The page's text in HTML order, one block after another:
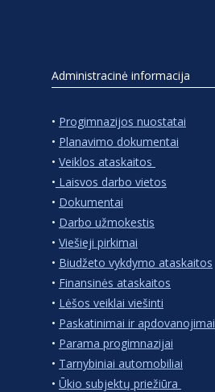
Administracinė informacija
• Progimnazijos nuostatai
• Planavimo dokumentai
• Veiklos ataskaitos
• Laisvos darbo vietos
• Dokumentai
• Darbo užmokestis
• Viešieji pirkimai
• Biudžeto vykdymo ataskaitos
• Finansinės ataskaitos
• Lėšos veiklai viešinti
• Paskatinimai ir apdovanojimai
• Parama progimnazijai
• Tarnybiniai automobiliai
• Ūkio subjektų priežiūra